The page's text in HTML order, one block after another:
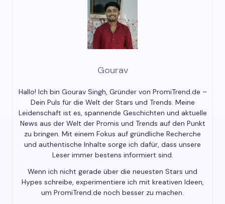
Gourav
Hallo! Ich bin Gourav Singh, Gründer von PromiTrend.de –
Dein Puls für die Welt der Stars und Trends. Meine
Leidenschaft ist es, spannende Geschichten und aktuelle
News aus der Welt der Promis und Trends auf den Punkt
zu bringen. Mit einem Fokus auf gründliche Recherche
und authentische Inhalte sorge ich dafür, dass unsere
Leser immer bestens informiert sind.
Wenn ich nicht gerade über die neuesten Stars und
Hypes schreibe, experimentiere ich mit kreativen Ideen,
um PromiTrend.de noch besser zu machen.